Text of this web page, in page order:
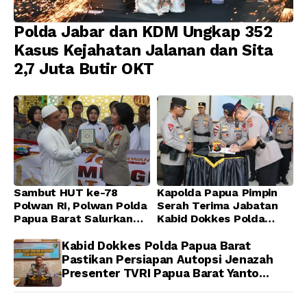
Polda Jabar dan KDM Ungkap 352
Kasus Kejahatan Jalanan dan Sita
2,7 Juta Butir OKT
Sambut HUT ke-78
Polwan RI, Polwan Polda
Papua Barat Salurkan
Ibadah Bersama di
Masjid Al-Muhajirin
Kapolda Papua Pimpin
Serah Terima Jabatan
Kabid Dokkes Polda
Kabid Dokkes Polda Papua Barat
Pastikan Persiapan Autopsi Jenazah
Presenter TVRI Papua Barat Yanto